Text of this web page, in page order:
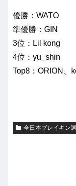
優勝：WATO
準優勝：GIN
3位：Lil kong
4位：yu_shin
Top8：ORION、
全日本ブレイキン